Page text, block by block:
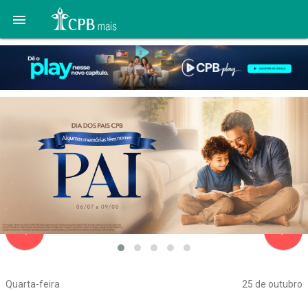

Quarta-feira 25 de outubro
navigate_before navigate_next